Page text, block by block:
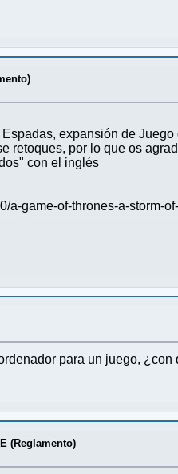
expansión de
retoques, por lo que os
con el inglés
a-game-of-thrones-a-storm-
para un juego,
(Reglamento)